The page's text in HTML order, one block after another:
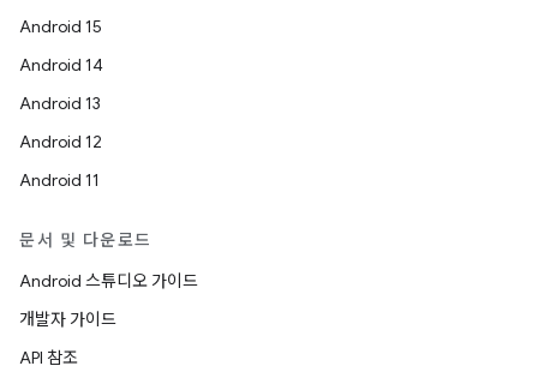
Android 15
Android 14
Android 13
Android 12
Android 11
문서 및 다운로드
Android 스튜디오 가이드
개발자 가이드
API 참조